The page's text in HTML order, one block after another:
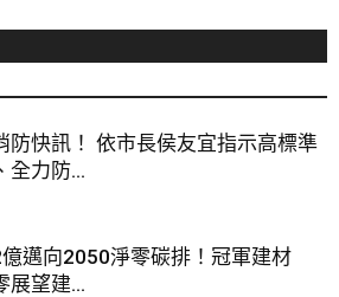
防快訊！ 依市長侯友宜指示高標準
全力防...
邁向2050淨零碳排！冠軍建材
展望建...